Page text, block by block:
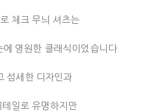
체크 무늬 셔츠는
에 영원한 클래식이었습니다
섬세한 디자인과
테일로 유명하지만